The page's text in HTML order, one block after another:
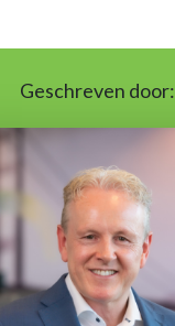
Geschreven door: